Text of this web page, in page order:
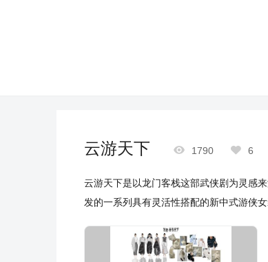
云游天下  1790  6
云游天下是以龙门客栈这部武侠剧为灵感
发的一系列具有灵活性搭配的新中式游侠女